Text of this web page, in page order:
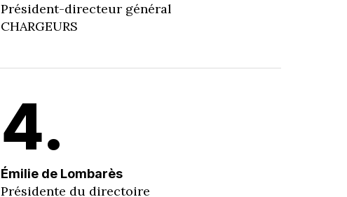
Président-directeur général
CHARGEURS
4.
Émilie de Lombarès
Présidente du directoire